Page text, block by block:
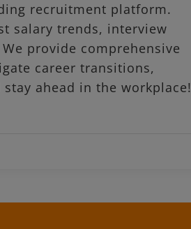
recruitment platform.
salary trends, interview
provide comprehensive
career transitions,
ahead in the workplace!